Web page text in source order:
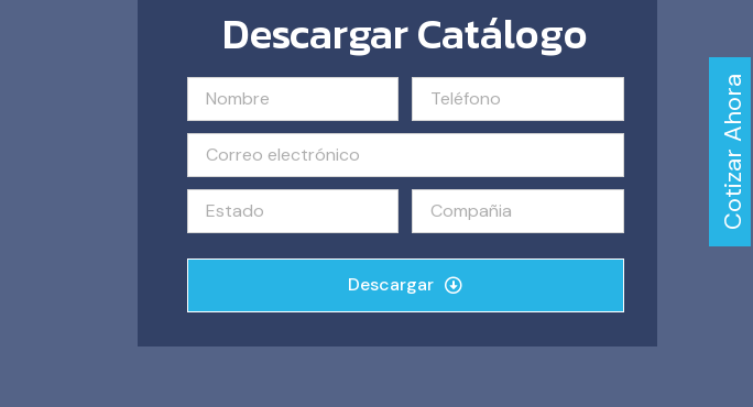
Descargar Catálogo
Descargar
Cotizar Ahora